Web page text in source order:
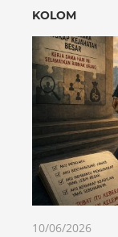
KOLOM
10/06/2026